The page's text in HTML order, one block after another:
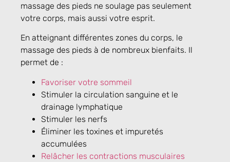
massage des pieds ne soulage pas seulement
votre corps, mais aussi votre esprit.
En atteignant différentes zones du corps, le
massage des pieds à de nombreux bienfaits. Il
permet de :
Favoriser votre sommeil
Stimuler la circulation sanguine et le
drainage lymphatique
Stimuler les nerfs
Éliminer les toxines et impuretés
accumulées
Relâcher les contractions musculaires